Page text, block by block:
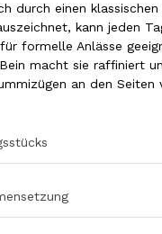
durch einen
kann jeden
formelle Anlässe
macht sie raffiniert
an den Seiten